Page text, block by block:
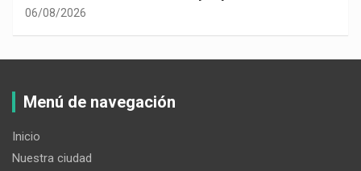
06/08/2026
Menú de navegación
Inicio
Nuestra ciudad